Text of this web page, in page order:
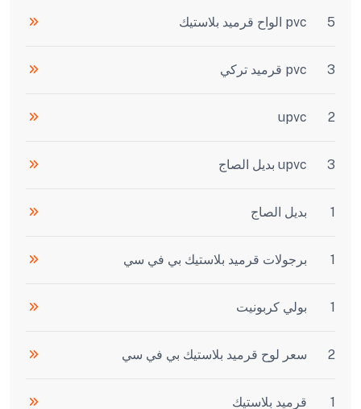
pvc الواح قرميد بلاستيك 5
pvc قرميد تركي 3
upvc 2
upvc بديل الصاج 3
بديل الصاج 1
برجولات قرميد بلاستيك بي في سي 1
بولي كربونيت 1
سعر لوح قرميد بلاستيك بي في سي 2
قرميد بلاستيك 1